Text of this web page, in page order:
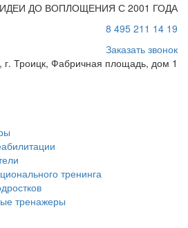
ДО ВОПЛОЩЕНИЯ С 2001 ГОДА
8 495 211 14 19
Заказать звонок
г. Троицк, Фабричная площадь, дом 1
тренинга
тренажеры